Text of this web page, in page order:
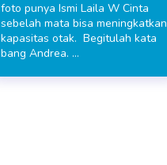
foto punya Ismi Laila W Cinta
sebelah mata bisa meningkatkan
kapasitas otak. Begitulah kata
bang Andrea. …